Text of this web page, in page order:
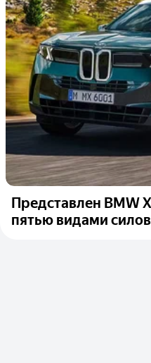
Представлен BMW
пятью видами